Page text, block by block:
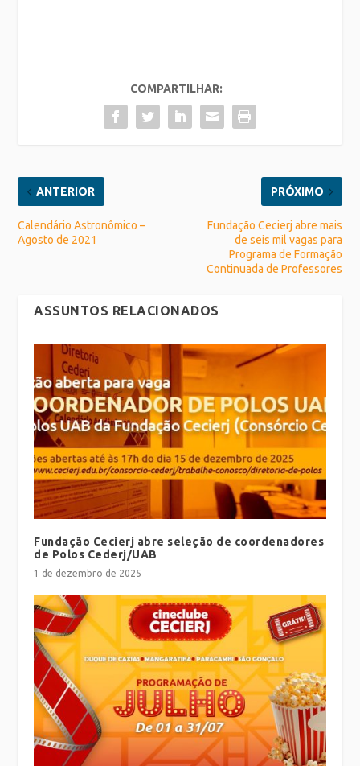
COMPARTILHAR:
ANTERIOR
Calendário Astronômico –
Agosto de 2021
PRÓXIMO
Fundação Cecierj abre mais
de seis mil vagas para
Programa de Formação
Continuada de Professores
ASSUNTOS RELACIONADOS
Fundação Cecierj abre seleção de coordenadores
de Polos Cederj/UAB
1 de dezembro de 2025